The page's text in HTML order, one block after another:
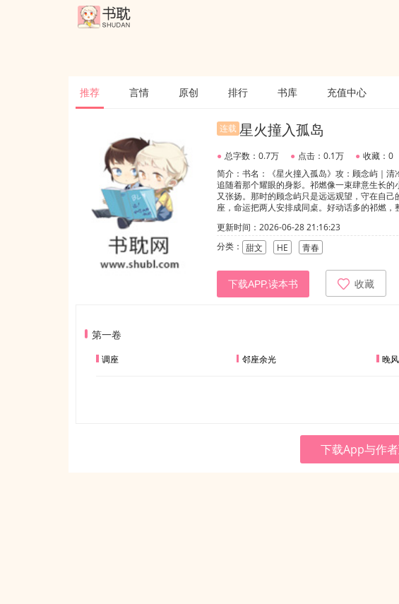
推荐 言情 原创 排行 书库 充值中心
连载 星火撞入孤岛
● 总字数：0.7万 ● 点击：0.1万 ● 收藏：0
简介：书名：《星火撞入孤岛》攻：顾念屿｜
追随着那个耀眼的身影。祁燃像一束肆意生长
又张扬。那时的顾念屿只是远远观望，守在自
座，命运把两人安排成同桌。好动话多的祁燃
年，会慢慢给出回应，嘴上话少，却默默包容着
望，终会变成朝夕相伴。十七岁的课桌之间，余
更新时间：2026-06-28 21:16:23
分类： 甜文 HE 青春
下载APP,读本书 收藏
第一卷
调座 邻座余光 晚
下载App与作